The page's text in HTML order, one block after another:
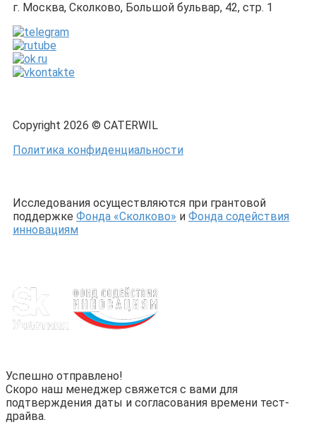
г. Москва, Сколково, Большой бульвар, 42, стр. 1
Copyright 2026 © CATERWIL
Политика конфиденциальности
Исследования осуществляются при грантовой
поддержке Фонда «Сколково» и Фонда содействия
инновациям
Успешно отправлено!
Скоро наш менеджер свяжется с вами для
подтверждения даты и согласования времени тест-
драйва.